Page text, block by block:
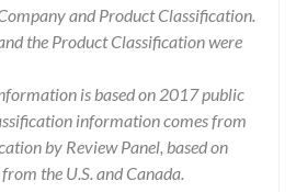
and Product Classification.
the Product Classification were
is based on 2017 public
information comes from
by Review Panel, based on
the U.S. and Canada.